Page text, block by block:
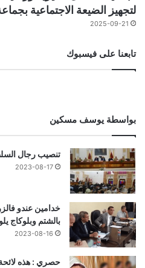
لتجهيز الضيعة الاجتماعية
2025-09-21
تابعنا على فيسبوك
بواسطة يوسف مسكين
تنصيب رجال
2023-08-17
خدامين عندو
بالشتم وبلوكاج
2023-08-16
حصري : هذه